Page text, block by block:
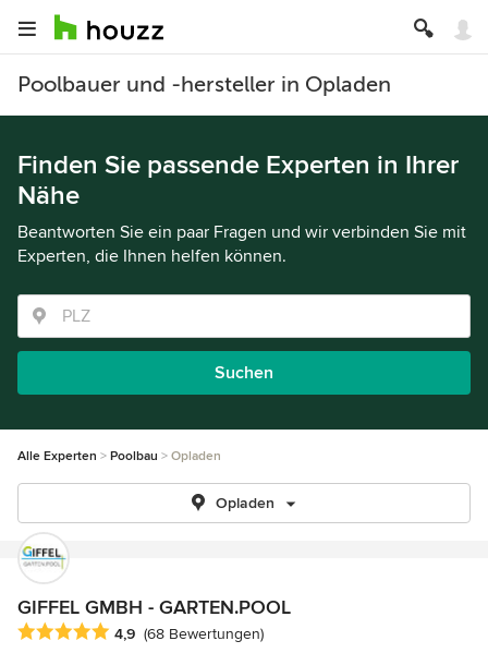
Poolbauer und -hersteller in Opladen
Finden Sie passende Experten in Ihrer
Nähe
Beantworten Sie ein paar Fragen und wir verbinden Sie mit
Experten, die Ihnen helfen können.
Suchen
Alle Experten Poolbau Opladen
Opladen
GIFFEL GMBH - GARTEN.POOL
Durchschnittliche Bewertung: 4.9 von 5 Sternen
4,9 (68 Bewertungen)